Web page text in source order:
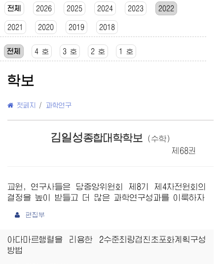
전체 2026 2025 2024 2023 2022
2021 2020 2019 2018
전체 4 호 3 호 2 호 1 호
학보
첫페지 / 과학연구
김일성종합대학학보
(수학)
제68권
교원, 연구사들은 당중앙위원회 제8기 제4차전원회의
결정을 높이 받들고 더 많은 과학연구성과를 이룩하자
편집부
아다마르행렬을 리용한 2수준최량겹친초포화계획구성
방법